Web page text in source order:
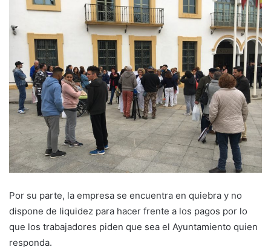
Por su parte, la empresa se encuentra en quiebra y no
dispone de liquidez para hacer frente a los pagos por lo
que los trabajadores piden que sea el Ayuntamiento quien
responda.